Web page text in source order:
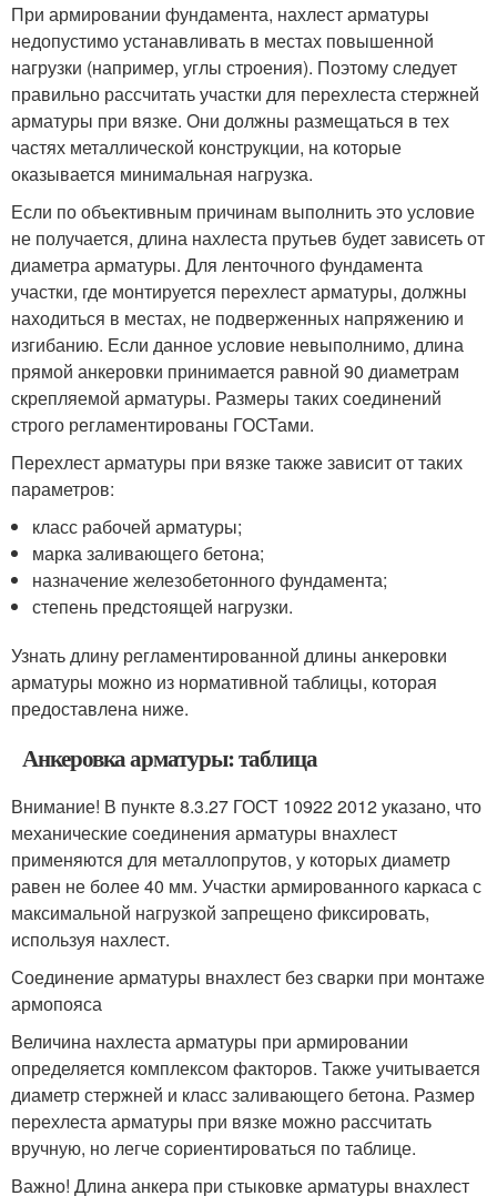
При армировании фундамента, нахлест арматуры
недопустимо устанавливать в местах повышенной
нагрузки (например, углы строения). Поэтому следует
правильно рассчитать участки для перехлеста стержней
арматуры при вязке. Они должны размещаться в тех
частях металлической конструкции, на которые
оказывается минимальная нагрузка.
Если по объективным причинам выполнить это условие
не получается, длина нахлеста прутьев будет зависеть от
диаметра арматуры. Для ленточного фундамента
участки, где монтируется перехлест арматуры, должны
находиться в местах, не подверженных напряжению и
изгибанию. Если данное условие невыполнимо, длина
прямой анкеровки принимается равной 90 диаметрам
скрепляемой арматуры. Размеры таких соединений
строго регламентированы ГОСТами.
Перехлест арматуры при вязке также зависит от таких
параметров:
класс рабочей арматуры;
марка заливающего бетона;
назначение железобетонного фундамента;
степень предстоящей нагрузки.
Узнать длину регламентированной длины анкеровки
арматуры можно из нормативной таблицы, которая
предоставлена ниже.
Анкеровка арматуры: таблица
Внимание! В пункте 8.3.27 ГОСТ 10922 2012 указано, что
механические соединения арматуры внахлест
применяются для металлопрутов, у которых диаметр
равен не более 40 мм. Участки армированного каркаса с
максимальной нагрузкой запрещено фиксировать,
используя нахлест.
Соединение арматуры внахлест без сварки при монтаже
армопояса
Величина нахлеста арматуры при армировании
определяется комплексом факторов. Также учитывается
диаметр стержней и класс заливающего бетона. Размер
перехлеста арматуры при вязке можно рассчитать
вручную, но легче сориентироваться по таблице.
Важно! Длина анкера при стыковке арматуры внахлест